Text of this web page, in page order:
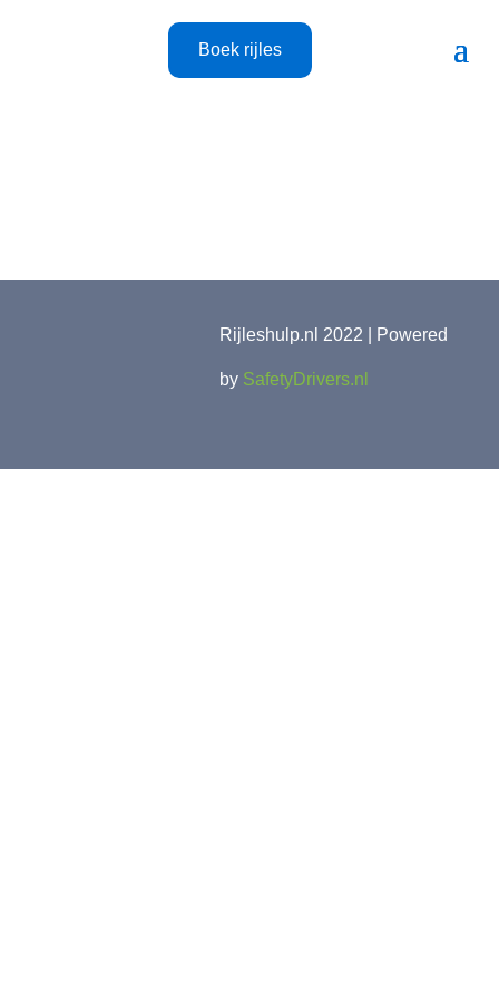
Boek rijles
Rijleshulp.nl 2022 | Powered
by SafetyDrivers.nl